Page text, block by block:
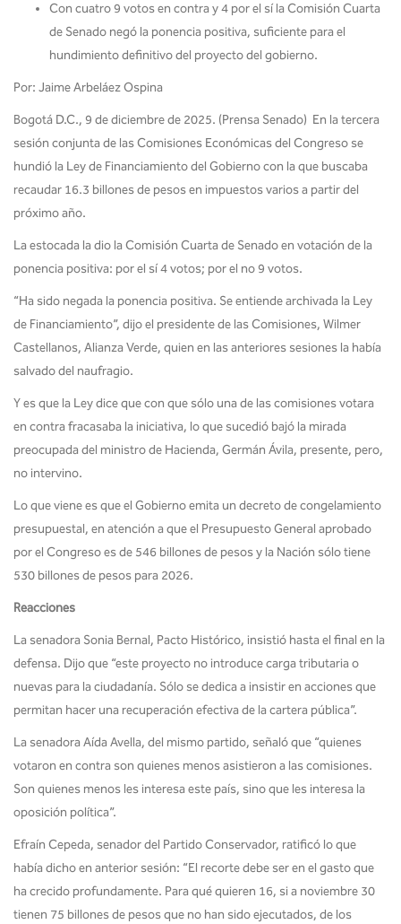
Con cuatro 9 votos en contra y 4 por el sí la Comisión Cuarta
de Senado negó la ponencia positiva, suficiente para el
hundimiento definitivo del proyecto del gobierno.
Por: Jaime Arbeláez Ospina
Bogotá D.C., 9 de diciembre de 2025. (Prensa Senado) En la tercera
sesión conjunta de las Comisiones Económicas del Congreso se
hundió la Ley de Financiamiento del Gobierno con la que buscaba
recaudar 16.3 billones de pesos en impuestos varios a partir del
próximo año.
La estocada la dio la Comisión Cuarta de Senado en votación de la
ponencia positiva: por el sí 4 votos; por el no 9 votos.
“Ha sido negada la ponencia positiva. Se entiende archivada la Ley
de Financiamiento”, dijo el presidente de las Comisiones, Wilmer
Castellanos, Alianza Verde, quien en las anteriores sesiones la había
salvado del naufragio.
Y es que la Ley dice que con que sólo una de las comisiones votara
en contra fracasaba la iniciativa, lo que sucedió bajó la mirada
preocupada del ministro de Hacienda, Germán Ávila, presente, pero,
no intervino.
Lo que viene es que el Gobierno emita un decreto de congelamiento
presupuestal, en atención a que el Presupuesto General aprobado
por el Congreso es de 546 billones de pesos y la Nación sólo tiene
530 billones de pesos para 2026.
Reacciones
La senadora Sonia Bernal, Pacto Histórico, insistió hasta el final en la
defensa. Dijo que “este proyecto no introduce carga tributaria o
nuevas para la ciudadanía. Sólo se dedica a insistir en acciones que
permitan hacer una recuperación efectiva de la cartera pública”.
La senadora Aída Avella, del mismo partido, señaló que “quienes
votaron en contra son quienes menos asistieron a las comisiones.
Son quienes menos les interesa este país, sino que les interesa la
oposición política”.
Efraín Cepeda, senador del Partido Conservador, ratificó lo que
había dicho en anterior sesión: “El recorte debe ser en el gasto que
ha crecido profundamente. Para qué quieren 16, si a noviembre 30
tienen 75 billones de pesos que no han sido ejecutados, de los